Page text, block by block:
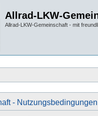
Allrad-LKW-
Allrad-LKW-Gemeinschaft - mit
- Nutzungsbedingungen